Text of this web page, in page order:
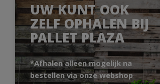
UW KUNT OOK
ZELF OPHALEN BIJ
PALLET PLAZA
*Afhalen alleen mogelijk na
bestellen via onze webshop